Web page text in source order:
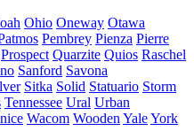
Ohio Oneway Otawa
Pembrey Pienza Pierre
Prospect Quarzite Quios Raschel
Sanford Savona
Sitka Solid Statuario Storm
Tennessee Ural Urban
Wacom Wooden YaleYork